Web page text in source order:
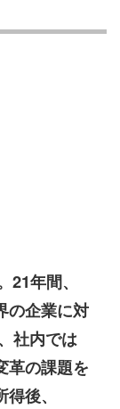
年間、
の企業に対
社内では
革の課題を
後、